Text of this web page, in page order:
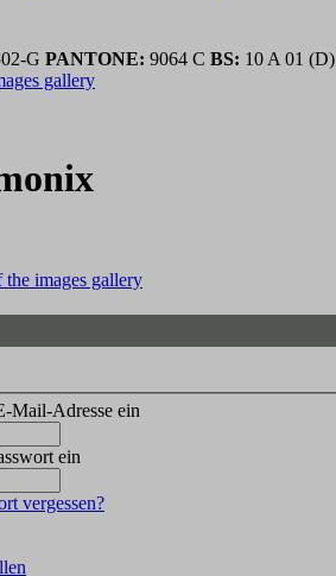
G PANTONE: 9064 C BS: 10 A 01 (D)
gallery
images gallery
Mail-Adresse ein
ein
vergessen?